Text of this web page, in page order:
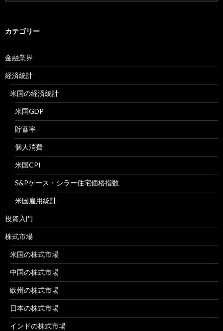
索:
カテゴリー
金融業界
経済統計
米国の経済統計
米国GDP
貯蓄率
個人消費
米国CPI
S&Pケース・シラー住宅価格指数
米国雇用統計
投資入門
株式市場
米国の株式市場
中国の株式市場
欧州の株式市場
日本の株式市場
インドの株式市場